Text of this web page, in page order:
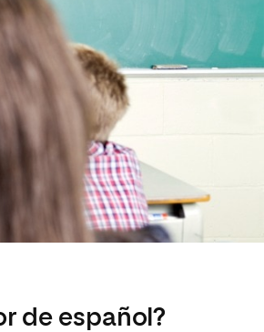
de español?